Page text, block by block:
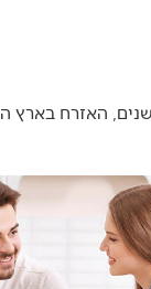
האזרח בארץ